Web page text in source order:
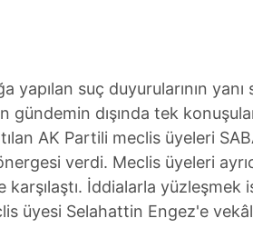
yapılan suç duyurularının yanı
gündemin dışında tek
AK Partili meclis üyeleri
verdi. Meclis üyeleri
karşılaştı. İddialarla yüzleşmek
üyesi Selahattin Engez'e